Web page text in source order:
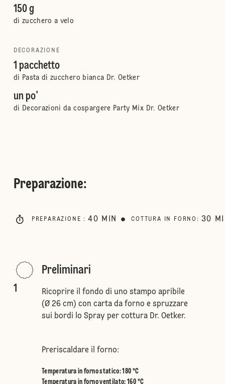
150 g
di zucchero a velo
DECORAZIONE
1 pacchetto
di Pasta di zucchero bianca Dr. Oetker
un po'
di Decorazioni da cospargere Party Mix Dr. Oetker
Preparazione:
PREPARAZIONE : 40 MIN COTTURA IN FORNO : 30
1
Preliminari
Ricoprire il fondo di uno stampo apribile
(Ø 26 cm) con carta da forno e spruzzare
sui bordi lo Spray per cottura Dr. Oetker.
Preriscaldare il forno:
Temperatura in forno statico:180 °C
Temperatura in forno ventilato: 160 °C